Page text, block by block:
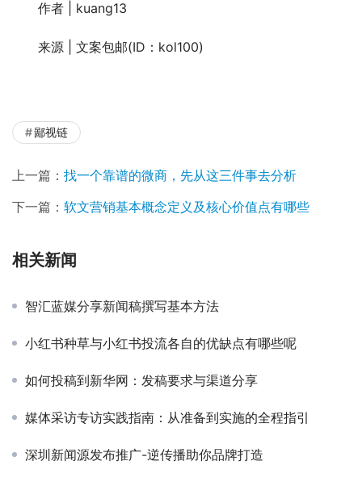
来源 | 文案包邮(ID：kol100)
上一篇：找一个靠谱的微商，先从这三件事去分析
下一篇： 软文营销基本概念定义及核心价值点有哪些
智汇蓝媒分享新闻稿撰写基本方法
小红书种草与小红书投流各自的优缺点有哪些呢
如何投稿到新华网：发稿要求与渠道分享
媒体采访专访实践指南：从准备到实施的全程指引
深圳新闻源发布推广-逆传播助你品牌打造
珠海企业新闻发布会媒体邀约采访报道要怎么操作呢？